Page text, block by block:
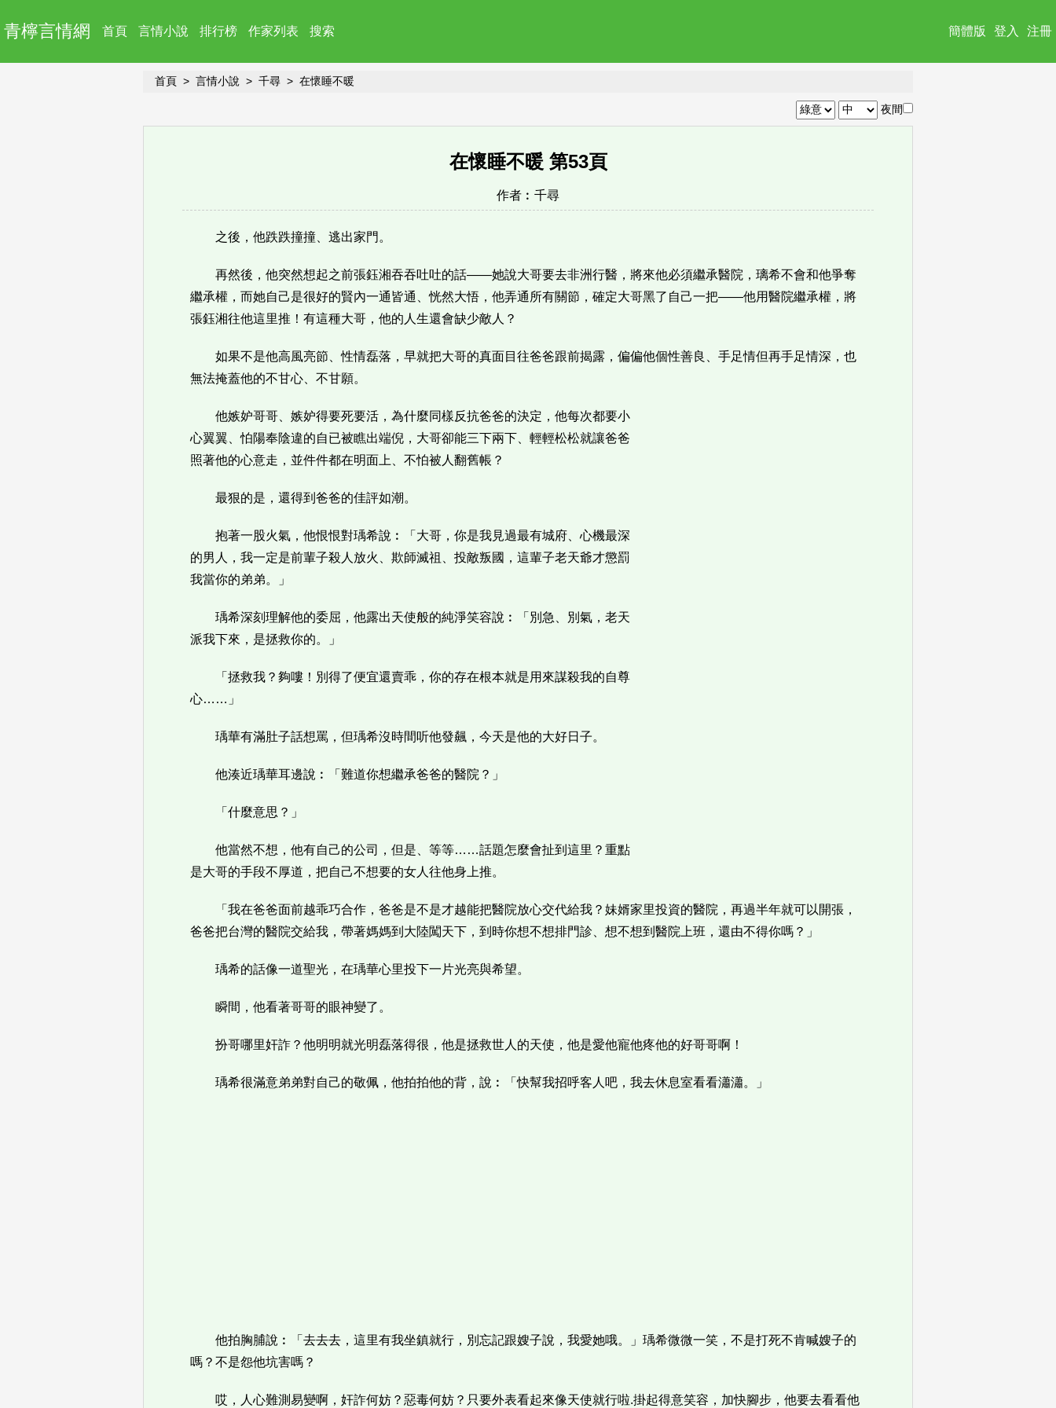
青檸言情網 簡體版 登入 注冊
首頁 言情小說 排行榜 作家列表 搜索
首頁 言情小說 千尋 在懷睡不暖
夜間
在懷睡不暖 第53頁
作者︰ 千尋
之後，他跌跌撞撞、逃出家門。
再然後，他突然想起之前張鈺湘吞吞吐吐的話——她說大哥要去非洲行醫，將來他必須繼承醫院，璃希不會和他爭奪
繼承權，而她自己是很好的賢內一通皆通、恍然大悟，他弄通所有關節，確定大哥黑了自己一把——他用醫院繼承權，將
張鈺湘往他這里推！有這種大哥，他的人生還會缺少敵人？
如果不是他高風亮節、性情磊落，早就把大哥的真面目往爸爸跟前揭露，偏偏他個性善良、手足情但再手足情深，也
無法掩蓋他的不甘心、不甘願。
他嫉妒哥哥、嫉妒得要死要活，為什麼同樣反抗爸爸的決定，他每次都要小
心翼翼、怕陽奉陰違的自已被瞧出端倪，大哥卻能三下兩下、輕輕松松就讓爸爸
照著他的心意走，並件件都在明面上、不怕被人翻舊帳？
最狠的是，還得到爸爸的佳評如潮。
抱著一股火氣，他恨恨對瑀希說︰「大哥，你是我見過最有城府、心機最深
的男人，我一定是前輩子殺人放火、欺師滅祖、投敵叛國，這輩子老天爺才懲罰
我當你的弟弟。」
瑀希深刻理解他的委屈，他露出天使般的純淨笑容說︰「別急、別氣，老天
派我下來，是拯救你的。」
「拯救我？夠嘍！別得了便宜還賣乖，你的存在根本就是用來謀殺我的自尊
心……」
瑀華有滿肚子話想罵，但瑀希沒時間听他發飆，今天是他的大好日子。
他湊近瑀華耳邊說︰「難道你想繼承爸爸的醫院？」
「什麼意思？」
他當然不想，他有自己的公司，但是、等等……話題怎麼會扯到這里？重點
是大哥的手段不厚道，把自己不想要的女人往他身上推。
「我在爸爸面前越乖巧合作，爸爸是不是才越能把醫院放心交代給我？妹婿家里投資的醫院，再過半年就可以開張，
爸爸把台灣的醫院交給我，帶著媽媽到大陸闖天下，到時你想不想排門診、想不想到醫院上班，還由不得你嗎？」
瑀希的話像一道聖光，在瑀華心里投下一片光亮與希望。
瞬間，他看著哥哥的眼神變了。
扮哥哪里奸詐？他明明就光明磊落得很，他是拯救世人的天使，他是愛他寵他疼他的好哥哥啊！
瑀希很滿意弟弟對自己的敬佩，他拍拍他的背，說︰「快幫我招呼客人吧，我去休息室看看瀟瀟。」
他拍胸脯說︰「去去去，這里有我坐鎮就行，別忘記跟嫂子說，我愛她哦。」瑀希微微一笑，不是打死不肯喊嫂子的
嗎？不是怨他坑害嗎？
哎，人心難測易變啊，奸詐何妨？惡毒何妨？只要外表看起來像天使就行啦.掛起得意笑容，加快腳步，他要去看看他